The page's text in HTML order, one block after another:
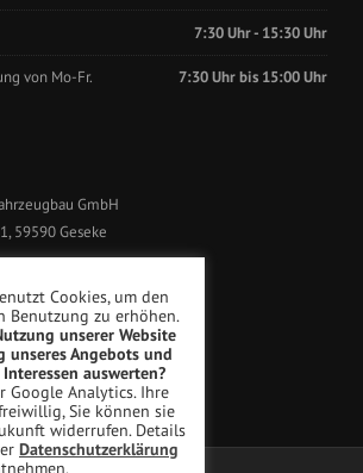
7:30 Uhr - 15:30 Uhr
von Mo-Fr. 7:30 Uhr bis 15:00 Uhr
GmbH
59590 Geseke
5799777
Cookies, um den
Benutzung zu erhöhen.
unserer Website
unseres Angebots und
auswerten?
Google Analytics. Ihre
Sie können sie
widerrufen. Details
Datenschutzerklärung